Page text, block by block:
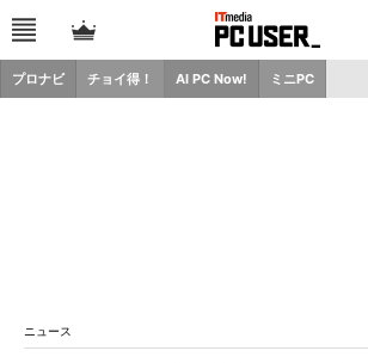
プロナビ チョイ得！ AI PC Now! ミニPC
ニュース